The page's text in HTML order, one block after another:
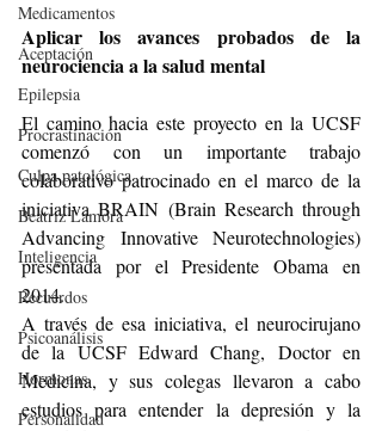
Medicamentos
Aceptación
Epilepsia
Procrastinación
Culpa patológica
Beatriz Lamora
Inteligencia
Recuerdos
Psicoanálisis
Hormonas
Personalidad
Aplicar los avances probados de la
neurociencia a la salud mental
El camino hacia este proyecto en la UCSF
comenzó con un importante trabajo
colaborativo patrocinado en el marco de la
iniciativa BRAIN (Brain Research through
Advancing Innovative Neurotechnologies)
presentada por el Presidente Obama en
2014.
A través de esa iniciativa, el neurocirujano
de la UCSF Edward Chang, Doctor en
Medicina, y sus colegas llevaron a cabo
estudios para entender la depresión y la